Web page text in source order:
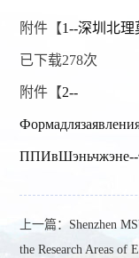
附件【1--深圳北
已下载278次
附件【2--
ППИвШэньчжэне--
上一篇：Shenzhen
the Research Areas of